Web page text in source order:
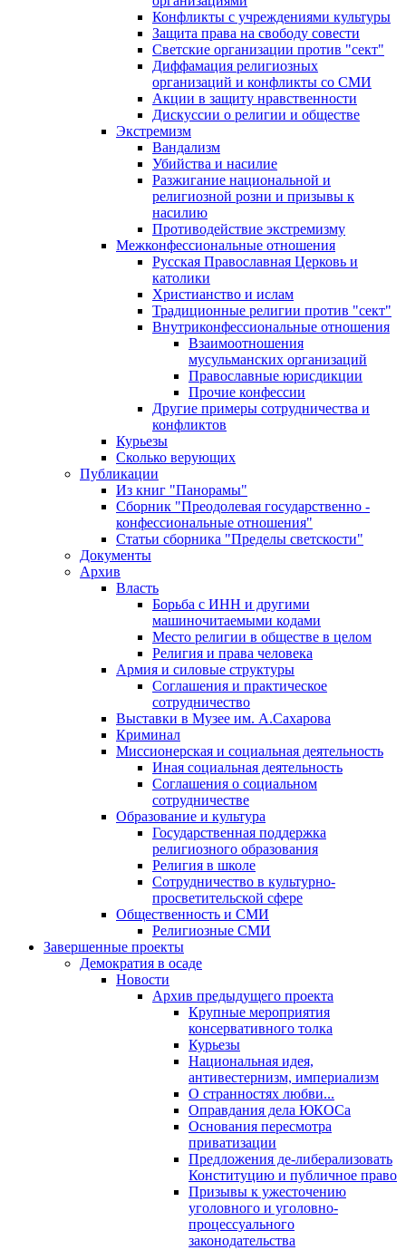
Конфликты с учреждениями культуры
Защита права на свободу совести
Светские организации против "сект"
Диффамация религиозных
организаций и конфликты со СМИ
Акции в защиту нравственности
Дискуссии о религии и обществе
Экстремизм
Вандализм
Убийства и насилие
Разжигание национальной и
религиозной розни и призывы к
насилию
Противодействие экстремизму
Межконфессиональные отношения
Русская Православная Церковь и
католики
Христианство и ислам
Традиционные религии против "сект"
Внутриконфессиональные отношения
Взаимоотношения
мусульманских организаций
Православные юрисдикции
Прочие конфессии
Другие примеры сотрудничества и
конфликтов
Курьезы
Сколько верующих
Публикации
Из книг "Панорамы"
Сборник "Преодолевая государственно -
конфессиональные отношения"
Статьи сборника "Пределы светскости"
Документы
Архив
Власть
Борьба с ИНН и другими
машиночитаемыми кодами
Место религии в обществе в целом
Религия и права человека
Армия и силовые структуры
Соглашения и практическое
сотрудничество
Выставки в Музее им. А.Сахарова
Криминал
Миссионерская и социальная деятельность
Иная социальная деятельность
Соглашения о социальном
сотрудничестве
Образование и культура
Государственная поддержка
религиозного образования
Религия в школе
Сотрудничество в культурно-
просветительской сфере
Общественность и СМИ
Религиозные СМИ
Завершенные проекты
Демократия в осаде
Новости
Архив предыдущего проекта
Крупные мероприятия
консервативного толка
Курьезы
Национальная идея,
антивестернизм, империализм
О странностях любви...
Оправдания дела ЮКОСа
Основания пересмотра
приватизации
Предложения де-либерализовать
Конституцию и публичное право
Призывы к ужесточению
уголовного и уголовно-
процессуального
законодательства